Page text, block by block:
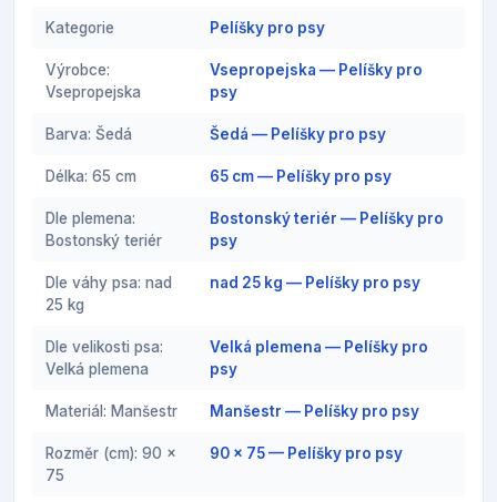
Kategorie Pelíšky pro psy
Výrobce:
Vsepropejska
Vsepropejska — Pelíšky pro
psy
Barva: Šedá Šedá — Pelíšky pro psy
Délka: 65 cm 65 cm — Pelíšky pro psy
Dle plemena:
Bostonský teriér
Bostonský teriér — Pelíšky pro
psy
Dle váhy psa: nad
25 kg
nad 25 kg — Pelíšky pro psy
Dle velikosti psa:
Velká plemena
Velká plemena — Pelíšky pro
psy
Materiál: Manšestr Manšestr — Pelíšky pro psy
Rozměr (cm): 90 x
75
90 x 75 — Pelíšky pro psy